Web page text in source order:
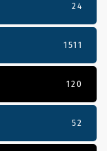
24
1511
120
52